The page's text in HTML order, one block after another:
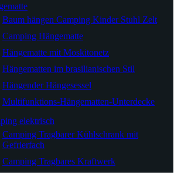
Baum hängen Camping Kinder Stuhl Zelt
Camping Hängematte
Hängematte mit Moskitonetz
Hängematten im brasilianischen Stil
Hängender Hängesessel
Multifunktions-Hängematten-Unterdecke
elektrisch
Camping Tragbarer Kühlschrank mit
Gefrierfach
Camping Tragbares Kraftwerk